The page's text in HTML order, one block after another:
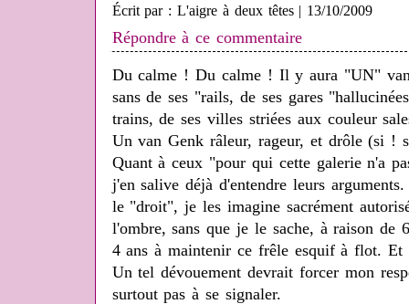
Écrit par : L'aigre à deux têtes | 13/10/2009
Répondre à ce commentaire
Du calme ! Du calme ! Il y aura "UN"
sans de ses "rails, de ses gares
trains, de ses villes striées aux couleur
Un van Genk râleur, rageur, et drôle (si !
Quant à ceux "pour qui cette galerie n'a
j'en salive déjà d'entendre leurs
le "droit", je les imagine sacrément
l'ombre, sans que je le sache, à raison de
4 ans à maintenir ce frêle esquif à flot. Et
Un tel dévouement devrait forcer mon
surtout pas à se signaler.